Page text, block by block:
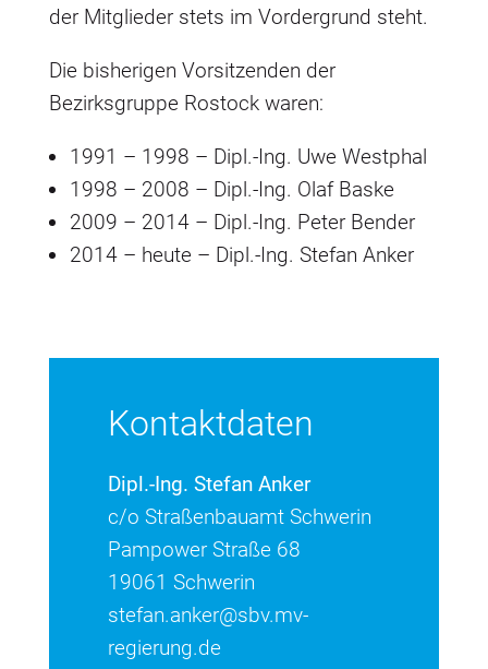
der Mitglieder stets im Vordergrund steht.
Die bisherigen Vorsitzenden der
Bezirksgruppe Rostock waren:
1991 – 1998 – Dipl.-Ing. Uwe Westphal
1998 – 2008 – Dipl.-Ing. Olaf Baske
2009 – 2014 – Dipl.-Ing. Peter Bender
2014 – heute – Dipl.-Ing. Stefan Anker
Kontaktdaten
Dipl.-Ing. Stefan Anker
c/o Straßenbauamt Schwerin
Pampower Straße 68
19061 Schwerin
stefan.anker@sbv.mv-
regierung.de